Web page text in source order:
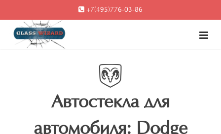
+7(495)776-03-86
Автостекла для
автомобиля: Dodge